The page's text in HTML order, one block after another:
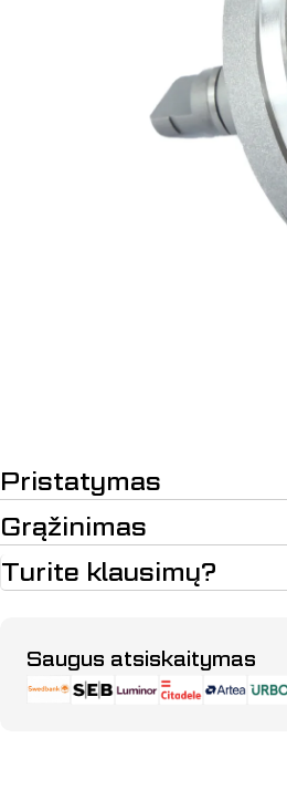
mediją 0 modalyje
Pristatymas
Grąžinimas
Turite klausimų?
Saugus atsiskaitymas
Apmokėjimo
būdai